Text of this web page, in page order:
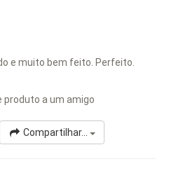
e muito bem feito. Perfeito.
produto a um amigo
Compartilhar...